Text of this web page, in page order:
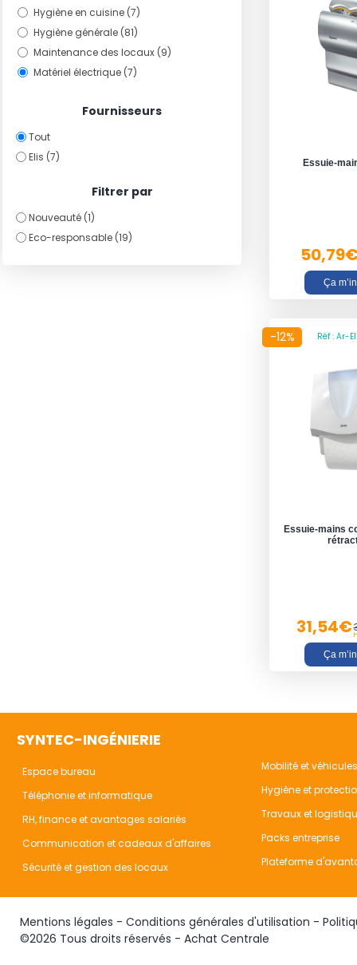
Hygiène en cuisine (7)
Hygiène générale (81)
Maintenance des locaux (9)
Matériel électrique (7)
Fournisseurs
Tout
Elis (7)
Filtrer par
Nouveauté (1)
Eco-responsable (19)
Essuie-
Ça
-12% Réf : Ar-
Essuie-mains
31,54€
Ça
SYNTEC-INGÉNIERIE
Espace bureau
Téléphonie et informatique
RH, finance et avantages salariés
Communication et cadeaux d'affaires
Sécurité et gestion des locaux
Mobilité et véhicules
Hygiène et
Travaux et
Packs entreprise
Plateforme
Mentions légales - Conditions générales d'utilisation -
©2026 Tous droits réservés - Achat Centrale